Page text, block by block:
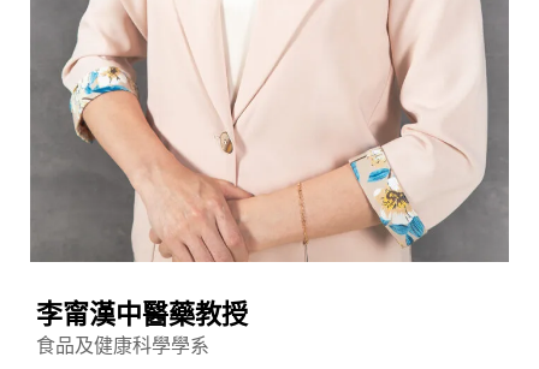
李甯漢中醫藥教授
食品及健康科學學系